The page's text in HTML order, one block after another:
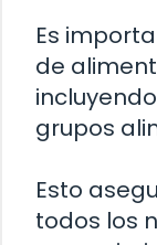
Es
de
grupos
Esto
todos los